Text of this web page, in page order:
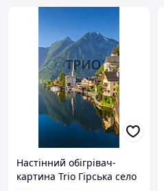
Настінний обігрівач-
картина Trio Гірська село